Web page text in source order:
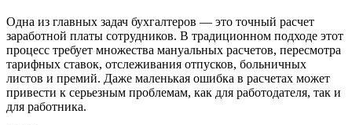
Одна из главных задач бухгалтеров — это точный расчет
заработной платы сотрудников. В традиционном подходе этот
процесс требует множества мануальных расчетов, пересмотра
тарифных ставок, отслеживания отпусков, больничных
листов и премий. Даже маленькая ошибка в расчетах может
привести к серьезным проблемам, как для работодателя, так и
для работника.